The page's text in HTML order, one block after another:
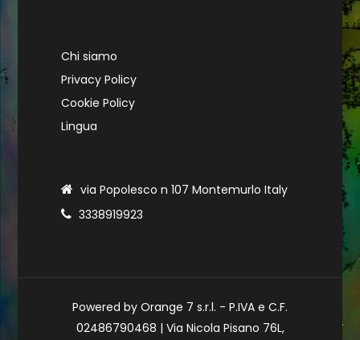
Chi siamo
Privacy Policy
Cookie Policy
Lingua
via Popolesco n 107 Montemurlo Italy
3338919923
Powered by Orange 7 s.r.l. - P.IVA e C.F.
02486790468 | Via Nicola Pisano 76L,